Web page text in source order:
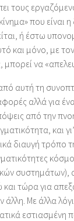
τους
που είναι
ή έστω
και μόνο, με
να
αυτή τη
αλλά για
από την
και
διαυγή
συστημάτων),
τώρα για
Με άλλα
εστιασμένη